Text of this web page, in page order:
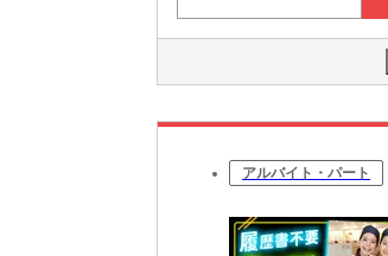
アルバイト・パート